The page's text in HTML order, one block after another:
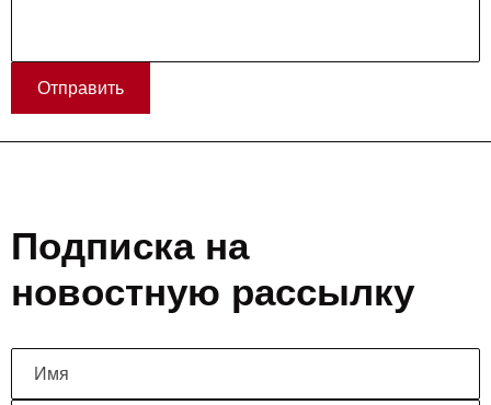
Отправить
Подписка на
новостную рассылку